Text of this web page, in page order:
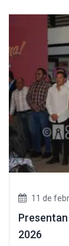
11 de
2026